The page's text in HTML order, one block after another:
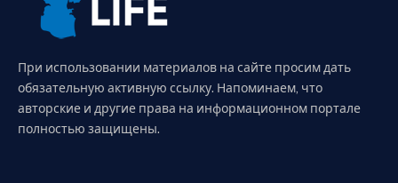
При использовании материалов на сайте просим дать
обязательную активную ссылку. Напоминаем, что
авторские и другие права на информационном портале
полностью защищены.